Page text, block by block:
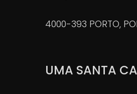
4000-393 PORTO,
UMA SANTA